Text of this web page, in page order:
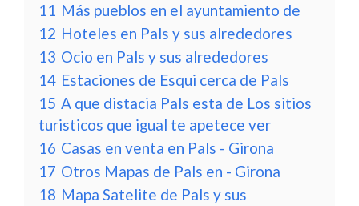
11 Más pueblos en el ayuntamiento de
12 Hoteles en Pals y sus alrededores
13 Ocio en Pals y sus alrededores
14 Estaciones de Esqui cerca de Pals
15 A que distacia Pals esta de Los sitios
turisticos que igual te apetece ver
16 Casas en venta en Pals - Girona
17 Otros Mapas de Pals en - Girona
18 Mapa Satelite de Pals y sus